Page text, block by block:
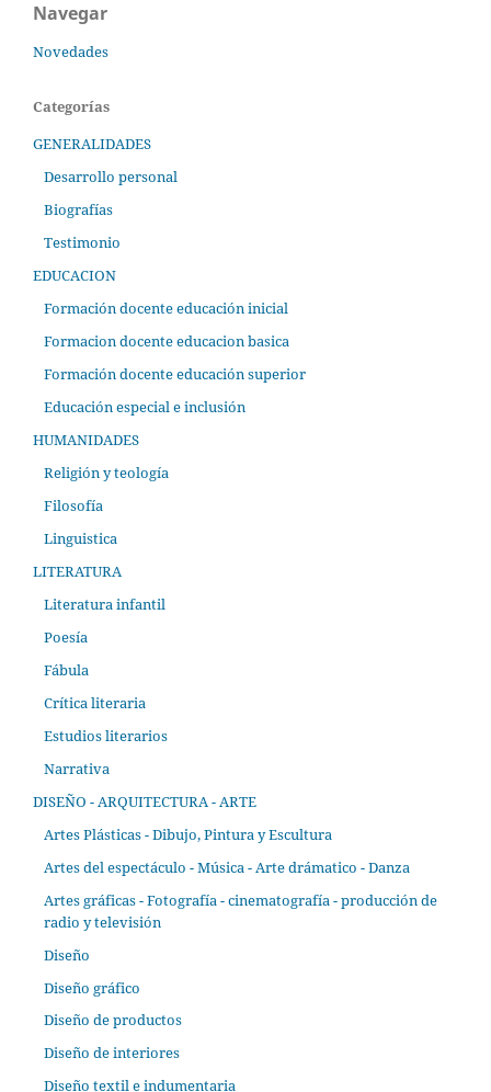
Navegar
Novedades
Categorías
GENERALIDADES
Desarrollo personal
Biografías
Testimonio
EDUCACION
Formación docente educación inicial
Formacion docente educacion basica
Formación docente educación superior
Educación especial e inclusión
HUMANIDADES
Religión y teología
Filosofía
Linguistica
LITERATURA
Literatura infantil
Poesía
Fábula
Crítica literaria
Estudios literarios
Narrativa
DISEÑO - ARQUITECTURA - ARTE
Artes Plásticas - Dibujo, Pintura y Escultura
Artes del espectáculo - Música - Arte drámatico - Danza
Artes gráficas - Fotografía - cinematografía - producción de
radio y televisión
Diseño
Diseño gráfico
Diseño de productos
Diseño de interiores
Diseño textil e indumentaria